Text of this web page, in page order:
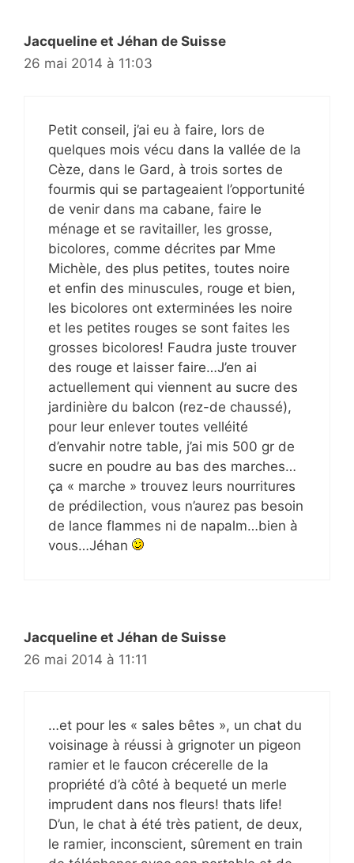
Jacqueline et Jéhan de Suisse
26 mai 2014 à 11:03
Petit conseil, j’ai eu à faire, lors de
quelques mois vécu dans la vallée de la
Cèze, dans le Gard, à trois sortes de
fourmis qui se partageaient l’opportunité
de venir dans ma cabane, faire le
ménage et se ravitailler, les grosse,
bicolores, comme décrites par Mme
Michèle, des plus petites, toutes noire
et enfin des minuscules, rouge et bien,
les bicolores ont exterminées les noire
et les petites rouges se sont faites les
grosses bicolores! Faudra juste trouver
des rouge et laisser faire…J’en ai
actuellement qui viennent au sucre des
jardinière du balcon (rez-de chaussé),
pour leur enlever toutes velléité
d’envahir notre table, j’ai mis 500 gr de
sucre en poudre au bas des marches…
ça « marche » trouvez leurs nourritures
de prédilection, vous n’aurez pas besoin
de lance flammes ni de napalm…bien à
vous…Jéhan
Jacqueline et Jéhan de Suisse
26 mai 2014 à 11:11
…et pour les « sales bêtes », un chat du
voisinage à réussi à grignoter un pigeon
ramier et le faucon crécerelle de la
propriété d’à côté à bequeté un merle
imprudent dans nos fleurs! thats life!
D’un, le chat à été très patient, de deux,
le ramier, inconscient, sûrement en train